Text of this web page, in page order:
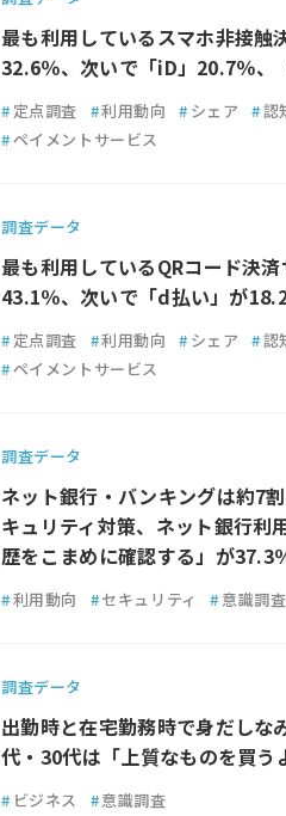
最も利用しているスマホ非接触
32.6％、次いで「iD」20.7％
# 定点調査 #利用動向 # シェア #認
#ペイメントサービス
調査データ
最も利用しているQRコード決
43.1％、次いで「d払い」が
# 定点調査 #利用動向 # シェア #認
#ペイメントサービス
調査データ
ネット銀行・バンキングは約7
キュリティ対策、ネット銀行利
歴をこまめに確認する」が37.3
#利用動向 #セキュリティ # 意識調査
調査データ
出勤時と在宅勤務時で身だし
代・30代は「上質なものを買う
# ビジネス #意識調査